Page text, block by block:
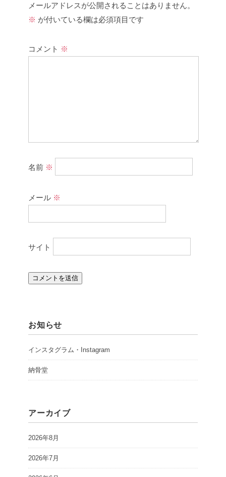
メールアドレスが公開されることはありません。
※ が付いている欄は必須項目です
コメント ※
名前 ※
メール ※
サイト
お知らせ
インスタグラム・Instagram
納骨堂
アーカイブ
2026年8月
2026年7月